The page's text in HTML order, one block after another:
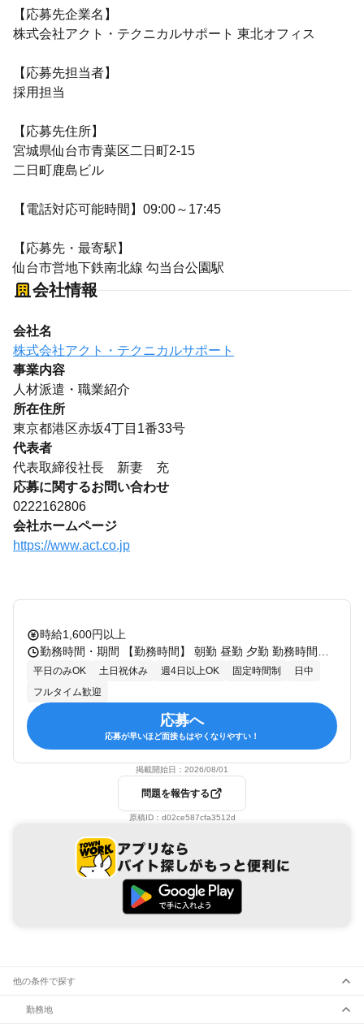
【応募先企業名】
株式会社アクト・テクニカルサポート 東北オフィス
【応募先担当者】
採用担当
【応募先住所】
宮城県仙台市青葉区二日町2-15
二日町鹿島ビル
【電話対応可能時間】09:00～17:45
【応募先・最寄駅】
仙台市営地下鉄南北線 勾当台公園駅
会社情報
会社名
株式会社アクト・テクニカルサポート
事業内容
人材派遣・職業紹介
所在住所
東京都港区赤坂4丁目1番33号
代表者
代表取締役社長 新妻 充
応募に関するお問い合わせ
0222162806
会社ホームページ
https://www.act.co.jp
時給1,600円以上
平日のみOK 土日祝休み 週4日以上OK 固定時間制
日中
フルタイム歓迎
応募へ
応募が早いほど面接もはやくなりやすい！
掲載開始日： 2026/08/01
問題を報告する
原稿ID： d02ce587cfa3512d
他の条件で探す
勤務地